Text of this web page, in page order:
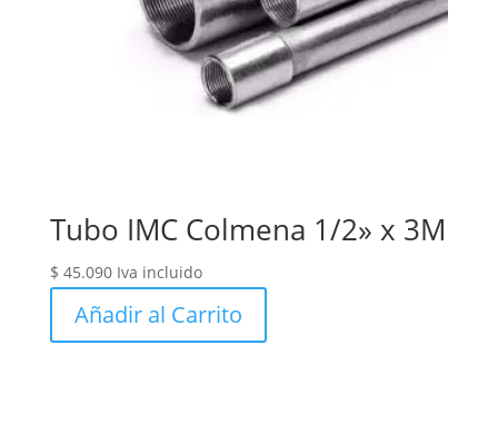
Tubo IMC Colmena 1/2» x 3M
$ 45.090 Iva incluido
Añadir al Carrito